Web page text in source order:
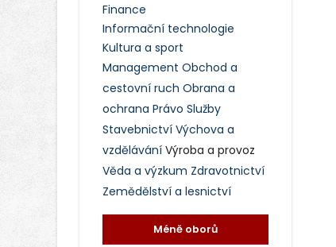
Finance
Informační technologie
Kultura a sport
Management Obchod a
cestovní ruch Obrana a
ochrana Právo Služby
Stavebnictví Výchova a
vzdělávání Výroba a provoz
Věda a výzkum Zdravotnictví
Zemědělství a lesnictví
Méně oborů